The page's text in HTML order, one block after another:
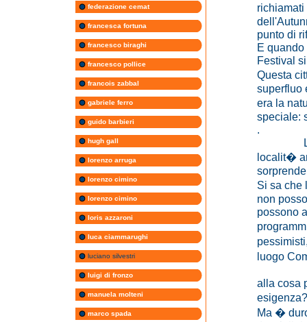
federazione cemat
francesca fortuna
francesco biraghi
francesco pollice
francois zabbal
gabriele ferro
guido barbieri
hugh gall
lorenzo arruga
lorenzo cimino
lorenzo cimino
loris azzaroni
luca ciammarughi
luciano silvestri
luigi di fronzo
manuela molteni
marco spada
punto di
E
Festival
Questa
superfluo
era la
speciale:
.
localit�
Si sa che
non
possono
luogo
alla cosa
Ma �